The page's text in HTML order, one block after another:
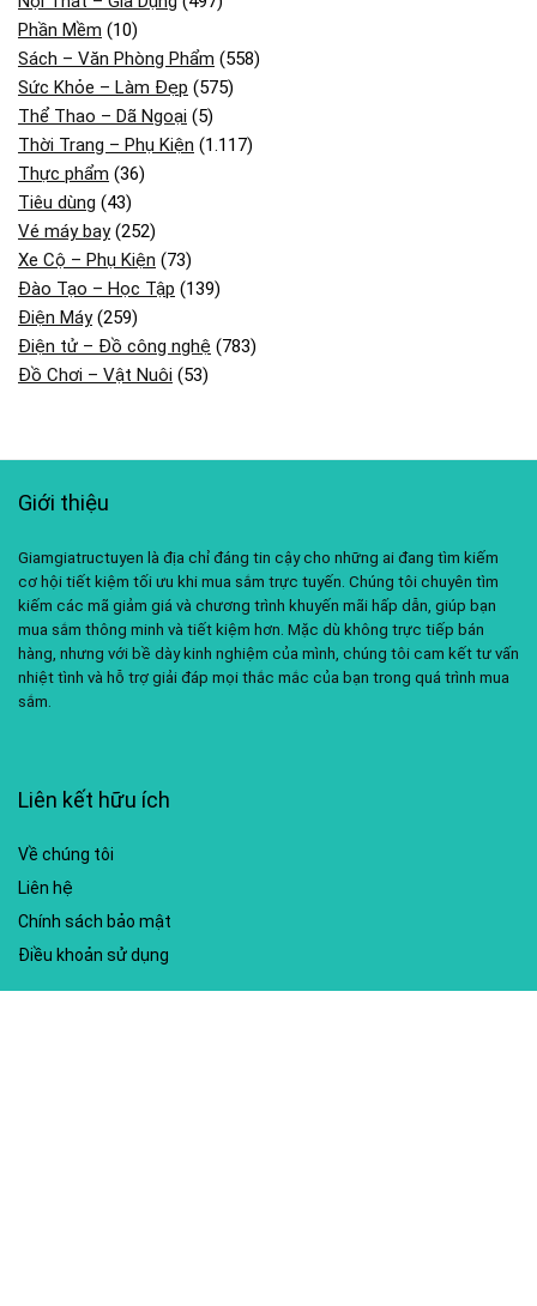
Phần Mềm (10)
Sách – Văn Phòng Phẩm (558)
Sức Khỏe – Làm Đẹp (575)
Thể Thao – Dã Ngoại (5)
Thời Trang – Phụ Kiện (1.117)
Thực phẩm (36)
Tiêu dùng (43)
Vé máy bay(252)
Xe Cộ – Phụ Kiện (73)
Đào Tạo – Học Tập (139)
Điện Máy(259)
Điện tử – Đồ công nghệ (783)
Đồ Chơi – Vật Nuôi (53)
Giới thiệu
Giamgiatructuyen là địa chỉ đáng tin cậy cho những ai đang tìm kiếm
cơ hội tiết kiệm tối ưu khi mua sắm trực tuyến. Chúng tôi chuyên tìm
kiếm các mã giảm giá và chương trình khuyến mãi hấp dẫn, giúp bạn
mua sắm thông minh và tiết kiệm hơn. Mặc dù không trực tiếp bán
hàng, nhưng với bề dày kinh nghiệm của mình, chúng tôi cam kết tư vấn
nhiệt tình và hỗ trợ giải đáp mọi thắc mắc của bạn trong quá trình mua
sắm.
Liên kết hữu ích
Về chúng tôi
Liên hệ
Chính sách bảo mật
Điều khoản sử dụng